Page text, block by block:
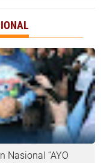
Nasional “AYO